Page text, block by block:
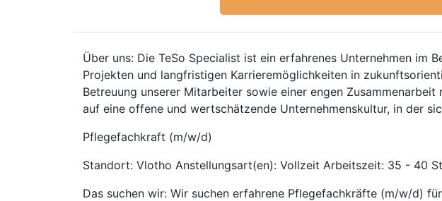
Über uns: Die TeSo Specialist ist ein erfahrenes Unternehmen im
Projekten und langfristigen Karrieremöglichkeiten in
Betreuung unserer Mitarbeiter sowie einer engen
auf eine offene und wertschätzende Unternehmenskultur, in der
Pflegefachkraft (m/w/d)
Standort: Vlotho Anstellungsart(en): Vollzeit Arbeitszeit: 35 - 40
Das suchen wir: Wir suchen erfahrene Pflegefachkräfte (m/w/d)